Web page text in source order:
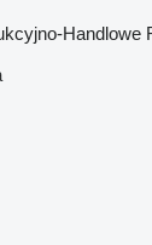
Handlowe